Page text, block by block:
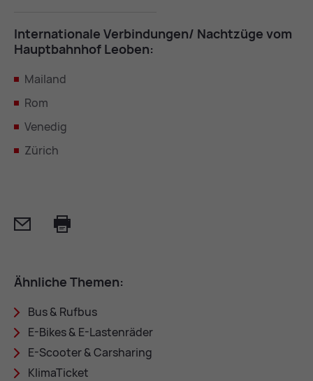
In­ter­na­tio­na­le Ver­bin­dun­gen/ Nacht­zü­ge vom
Haupt­bahn­hof Leo­ben:
Mailand
Rom
Venedig
Zürich
Mail
Ähn­li­che The­men:
Bus & Ruf­bus
E-Bikes & E-Las­ten­rä­der
E-Scoo­ter & Car­sha­ring
Kli­ma­Ti­cket